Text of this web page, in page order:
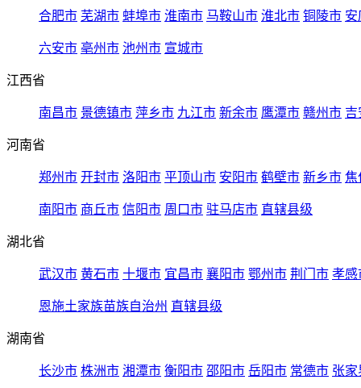
合肥市 芜湖市 蚌埠市 淮南市 马鞍山市 淮北市 铜陵市 安
六安市 亳州市 池州市 宣城市
江西省
南昌市 景德镇市 萍乡市 九江市 新余市 鹰潭市 赣州市 吉
河南省
郑州市 开封市 洛阳市 平顶山市 安阳市 鹤壁市 新乡市 焦
南阳市 商丘市 信阳市 周口市 驻马店市 直辖县级
湖北省
武汉市 黄石市 十堰市 宜昌市 襄阳市 鄂州市 荆门市 孝感
恩施土家族苗族自治州 直辖县级
湖南省
长沙市 株洲市 湘潭市 衡阳市 邵阳市 岳阳市 常德市 张家